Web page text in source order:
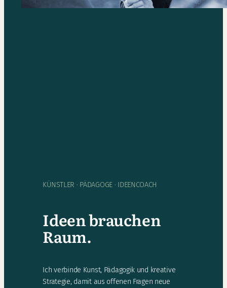
KÜNSTLER · PÄDAGOGE · IDEENCOACH
Ideen brauchen
Raum.
Ich verbinde Kunst, Pädagogik und kreative
Strategie, damit aus offenen Fragen neue